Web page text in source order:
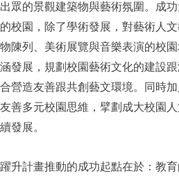
出眾的景觀建築物與藝術氛圍。成
的校園，除了學術發展，對藝術人
物陳列、美術展覽與音樂表演的校
涵發展，規劃校園藝術文化的建設
合營造友善跟共創藝文環境。同時
友善多元校園思維，擘劃成大校園
續發展。
躍升計畫推動的成功起點在於：教